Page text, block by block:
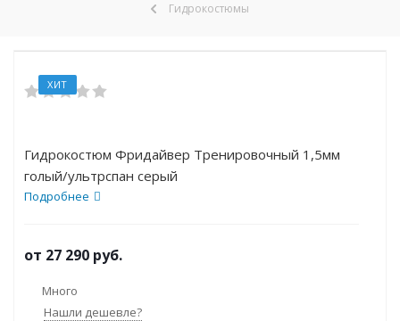
Гидрокостюмы
ХИТ
Гидрокостюм Фридайвер Тренировочный 1,5мм
голый/ультрспан серый
Подробнее
от 27 290 руб.
Много
Нашли дешевле?